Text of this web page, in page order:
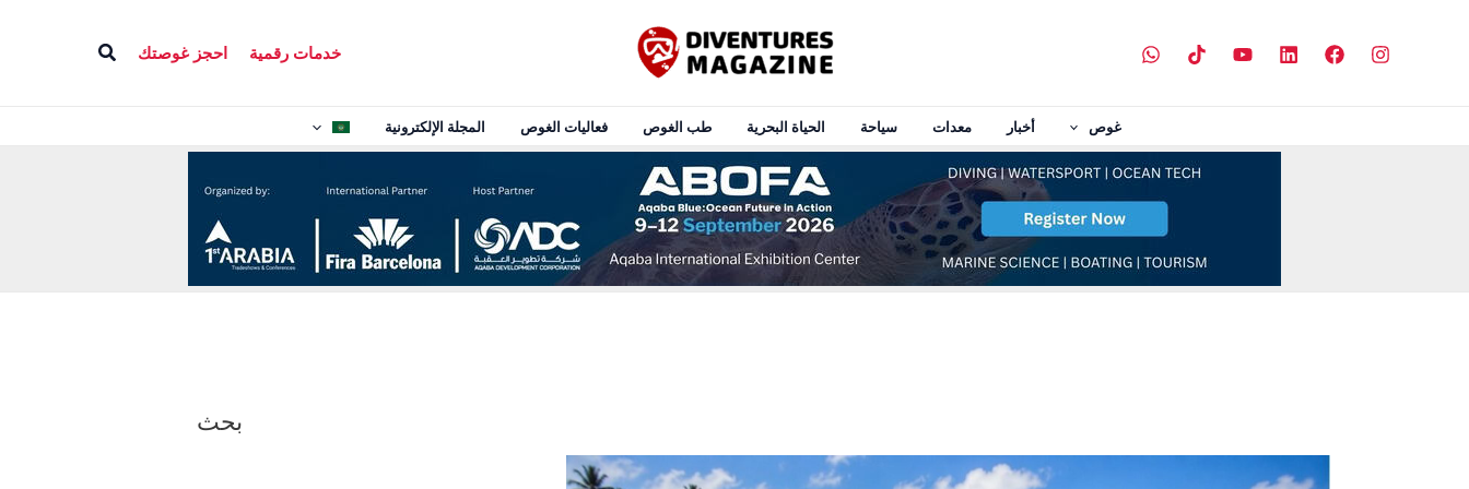
خدمات رقمية احجز غوصتك البحث
غوص أخبار معدات سياحة الحياة البحرية طب الغوص فعاليات الغوص المجلة الإلكترونية
بحث